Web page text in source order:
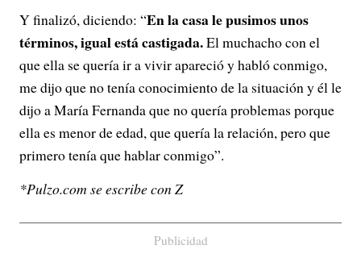
Y finalizó, diciendo: “En la casa le pusimos unos
términos, igual está castigada.El muchacho con el
que ella se quería ir a vivir apareció y habló conmigo,
me dijo que no tenía conocimiento de la situación y él le
dijo a María Fernanda que no quería problemas porque
ella es menor de edad, que quería la relación, pero que
primero tenía que hablar conmigo”.
*Pulzo.com se escribe con Z
Publicidad